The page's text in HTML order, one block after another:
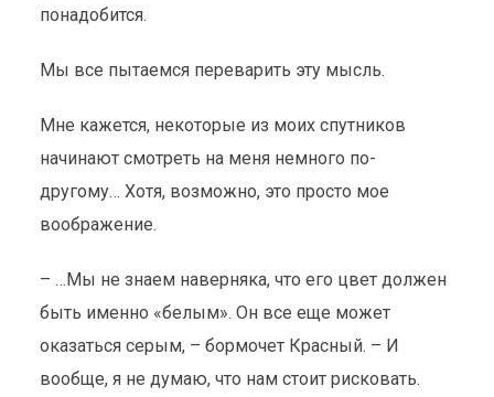
понадобится.
Мы все пытаемся переварить эту мысль.
Мне кажется, некоторые из моих спутников
начинают смотреть на меня немного по-
другому… Хотя, возможно, это просто мое
воображение.
– …Мы не знаем наверняка, что его цвет должен
быть именно «белым». Он все еще может
оказаться серым, – бормочет Красный. – И
вообще, я не думаю, что нам стоит рисковать.